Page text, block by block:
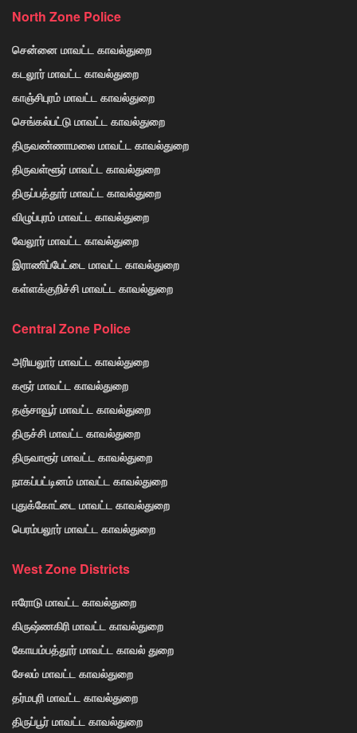
North Zone Police
சென்னை மாவட்ட காவல்துறை
கடலூர் மாவட்ட காவல்துறை
காஞ்சிபுரம் மாவட்ட காவல்துறை
செங்கல்பட்டு மாவட்ட காவல்துறை
திருவண்ணாமலை மாவட்ட காவல்துறை
திருவள்ளூர் மாவட்ட காவல்துறை
திருப்பத்தூர் மாவட்ட காவல்துறை
விழுப்புரம் மாவட்ட காவல்துறை
வேலூர் மாவட்ட காவல்துறை
இராணிப்பேட்டை மாவட்ட காவல்துறை
கள்ளக்குறிச்சி மாவட்ட காவல்துறை
Central Zone Police
அரியலூர் மாவட்ட காவல்துறை
கரூர் மாவட்ட காவல்துறை
தஞ்சாவூர் மாவட்ட காவல்துறை
திருச்சி மாவட்ட காவல்துறை
திருவாரூர் மாவட்ட காவல்துறை
நாகப்பட்டினம் மாவட்ட காவல்துறை
புதுக்கோட்டை மாவட்ட காவல்துறை
பெரம்பலூர் மாவட்ட காவல்துறை
West Zone Districts
ஈரோடு மாவட்ட காவல்துறை
கிருஷ்ணகிரி மாவட்ட காவல்துறை
கோயம்பத்தூர் மாவட்ட காவல் துறை
சேலம் மாவட்ட காவல்துறை
தர்மபுரி மாவட்ட காவல்துறை
திருப்பூர் மாவட்ட காவல்துறை